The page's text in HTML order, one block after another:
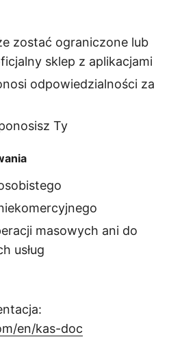
zostać ograniczone lub
sklep z aplikacjami
odpowiedzialności za
Ty
masowych ani do
usług
en/kas-doc